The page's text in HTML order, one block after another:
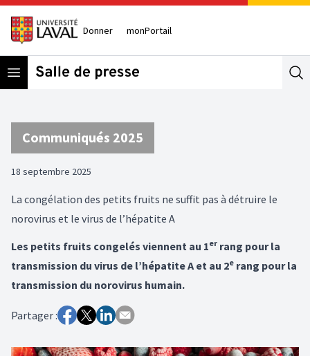
Donner monPortail
Open menu
Communiqués 2025
18 septembre 2025
La congélation des petits fruits ne suffit pas à détruire le
norovirus et le virus de l’hépatite A
Les petits fruits congelés viennent au 1er rang pour la
transmission du virus de l’hépatite A et au 2e rang pour la
transmission du norovirus humain.
Partager :